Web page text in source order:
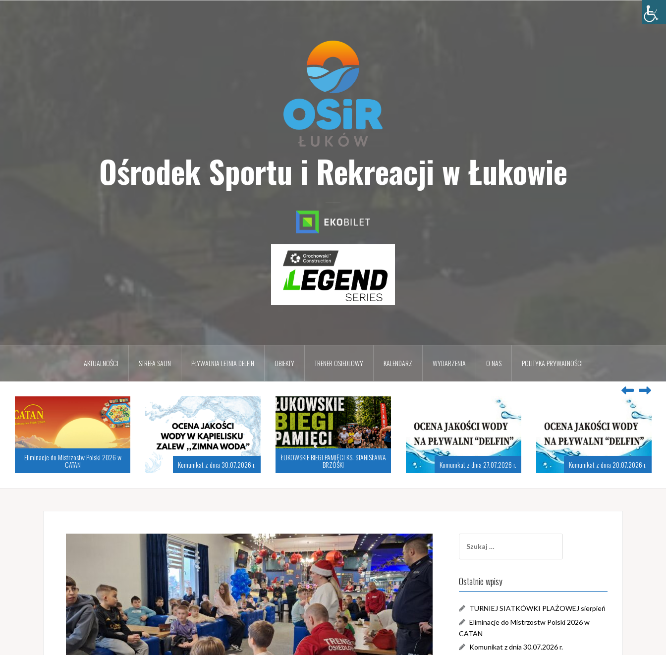
Ośrodek Sportu i Rekreacji w Łukowie
AKTUALNOŚCI STREFA SAUN PŁYWALNIA LETNIA DELFIN OBIEKTY TRENER OSIEDLOWY KALENDARZ WYDARZENIA O NAS POLITYKA PRYWATNOŚCI
Eliminacje do Mistrzostw Polski 2026 w
CATAN Komunikat z dnia 30.07.2026 r.
ŁUKOWSKIE BIEGI PAMIĘCI KS. STANISŁAWA
BRZÓSKI Komunikat z dnia 27.07.2026 r. Komunikat z dnia 20.07.2026 r.
Ostatnie wpisy
TURNIEJ SIATKÓWKI PLAŻOWEJ sierpień
Eliminacje do Mistrzostw Polski 2026 w
CATAN
Komunikat z dnia 30.07.2026 r.